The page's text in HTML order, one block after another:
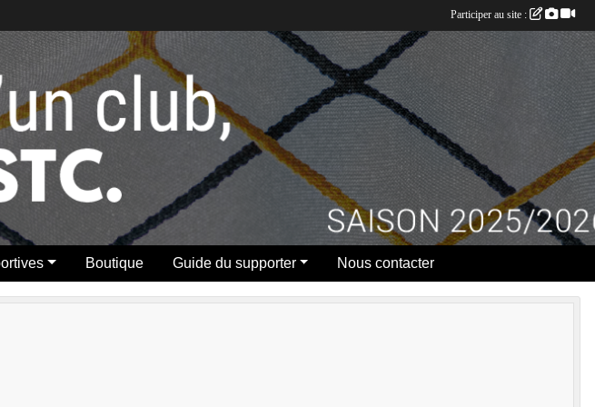
Boutique Guide du supporter Nous contacter
Participer au site :